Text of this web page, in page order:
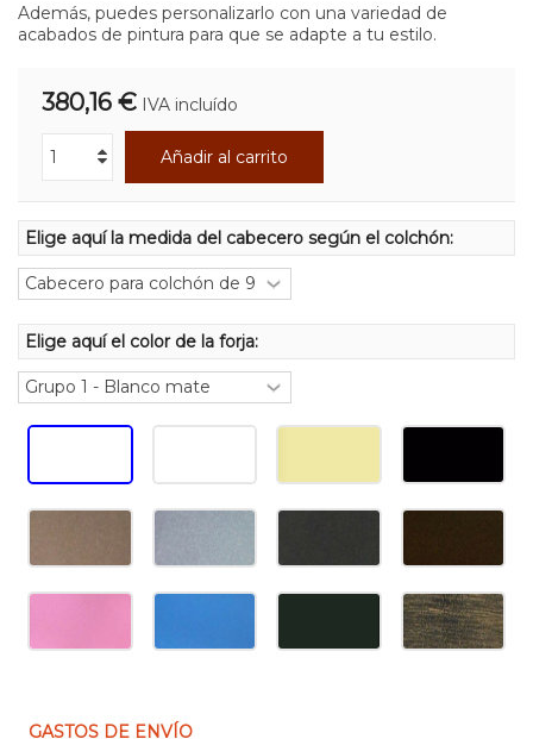
Además, puedes personalizarlo con una variedad de
acabados de pintura para que se adapte a tu estilo.
380,16 € IVA incluído
Añadir al carrito
Elige aquí la medida del cabecero según el colchón:
Elige aquí el color de la forja:
GASTOS DE ENVÍO